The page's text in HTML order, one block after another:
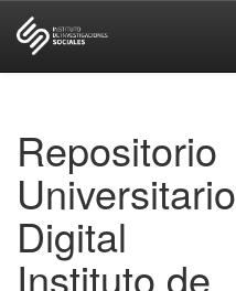
Repositorio
Universitario
Digital
Instituto de